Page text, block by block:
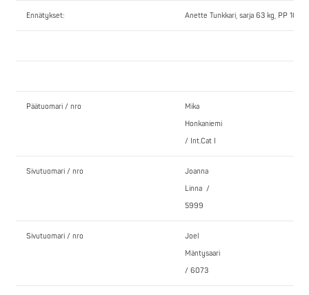
Ennätykset: Anette Tunkkari, sarja 63 kg, PP 102,5
Päätuomari / nro
Mika
Honkaniemi
/ Int.Cat I
Sivutuomari / nro
Joanna
Linna /
5999
Sivutuomari / nro
Joel
Mäntysaari
/ 6073